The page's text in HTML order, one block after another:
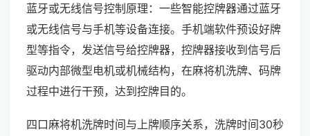
蓝牙或无线信号控制原理：一些智能控牌器通过蓝牙
或无线信号与手机等设备连接。手机端软件预设好牌
型等指令，发送信号给控牌器，控牌器接收到信号后
驱动内部微型电机或机械结构，在麻将机洗牌、码牌
过程中进行干预，达到控牌目的。
四口麻将机洗牌时间与上牌顺序关系，洗牌时间30秒